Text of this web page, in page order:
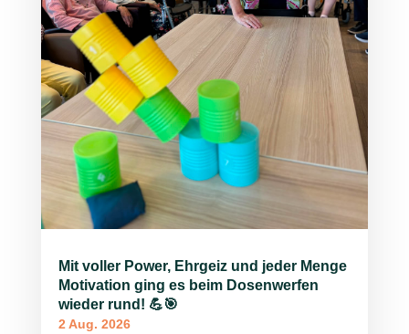
Mit voller Power, Ehrgeiz und jeder Menge
Motivation ging es beim Dosenwerfen
wieder rund! 💪🎯
2 Aug. 2026